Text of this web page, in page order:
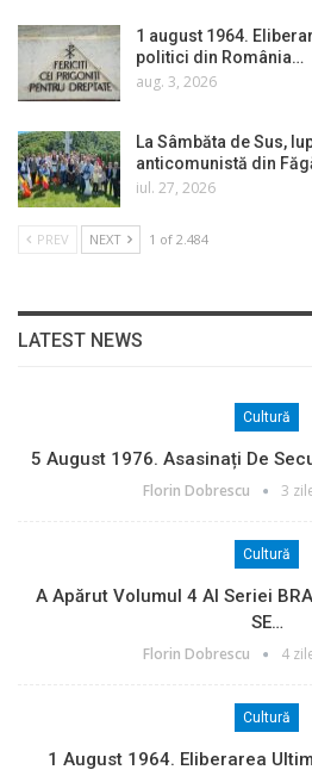
1 august 1964.
politici din România…
aug. 3, 2026
La Sâmbăta de Sus,
anticomunistă din
iul. 27, 2026
PREV NEXT 1 of 2.484
LATEST NEWS
Cultură
5 August 1976. Asasinați De
Florin Dobrescu 3
Cultură
A Apărut Volumul 4 Al Seriei
SE…
Florin Dobrescu 4
Cultură
1 August 1964. Eliberarea